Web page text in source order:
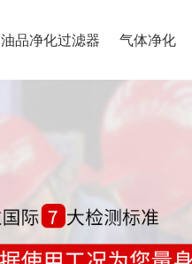
油品净化过滤器 气体净化